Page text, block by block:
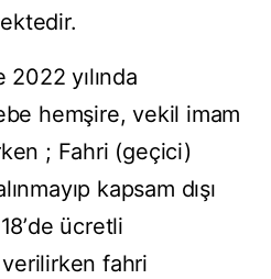
yılında
hemşire, vekil imam
; Fahri (geçici)
kapsam dışı
ücretli
fahri